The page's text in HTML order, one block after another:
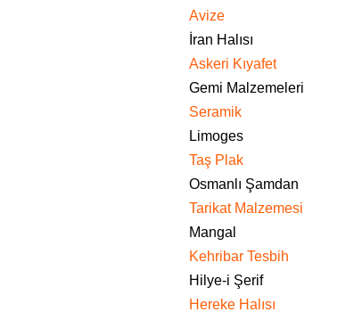
Avize
İran Halısı
Askeri Kıyafet
Gemi Malzemeleri
Seramik
Limoges
Taş Plak
Osmanlı Şamdan
Tarikat Malzemesi
Mangal
Kehribar Tesbih
Hilye-i Şerif
Hereke Halısı